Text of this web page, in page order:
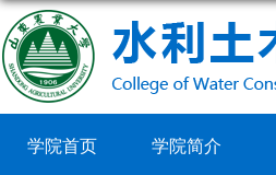
学院首页 学院简介